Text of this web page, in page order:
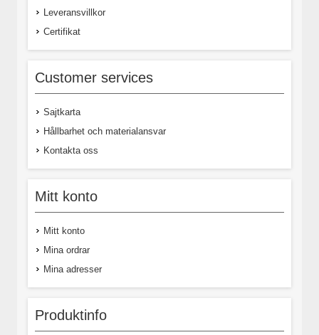
Leveransvillkor
Certifikat
Customer services
Sajtkarta
Hållbarhet och materialansvar
Kontakta oss
Mitt konto
Mitt konto
Mina ordrar
Mina adresser
Produktinfo